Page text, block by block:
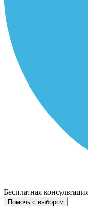
Бесплатная консультация
Помочь с выбором